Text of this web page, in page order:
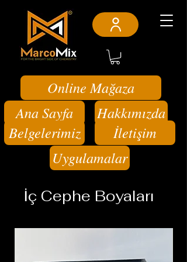
Ana Sayfa Hakkımızda
Uygulamalar
Belgelerimiz
Online Mağaza
İletişim
İç Cephe Boyaları